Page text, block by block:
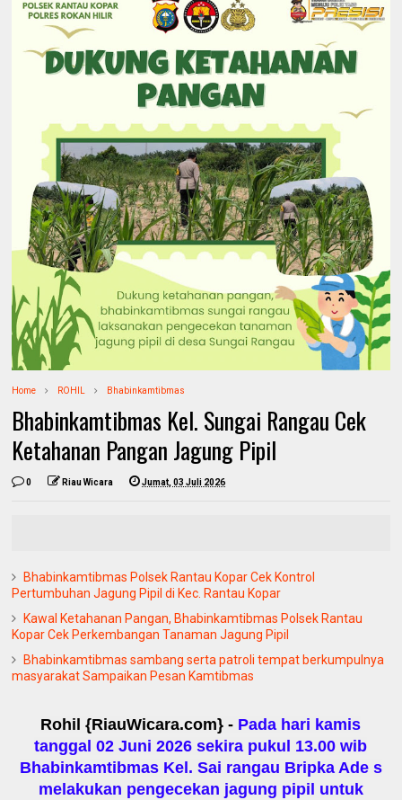
Home ROHIL Bhabinkamtibmas
Bhabinkamtibmas Kel. Sungai Rangau Cek
Ketahanan Pangan Jagung Pipil
0 Riau Wicara Jumat, 03 Juli 2026
Bhabinkamtibmas Polsek Rantau Kopar Cek Kontrol
Pertumbuhan Jagung Pipil di Kec. Rantau Kopar
Kawal Ketahanan Pangan, Bhabinkamtibmas Polsek Rantau
Kopar Cek Perkembangan Tanaman Jagung Pipil
Bhabinkamtibmas sambang serta patroli tempat berkumpulnya
masyarakat Sampaikan Pesan Kamtibmas
Rohil {RiauWicara.com} - Pada hari kamis
tanggal 02 Juni 2026 sekira pukul 13.00 wib
Bhabinkamtibmas Kel. Sai rangau Bripka Ade s
melakukan pengecekan jagung pipil untuk